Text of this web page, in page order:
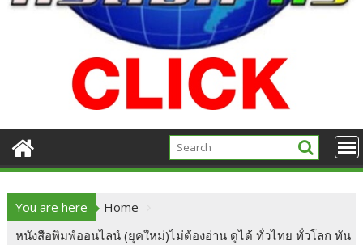
You are here
Home
หนังสือพิมพ์ออนไลน์ (ยุคใหม่)ไม่ต้องอ่าน ดูได้ ทั่วไทย ทั่วโลก ทัน